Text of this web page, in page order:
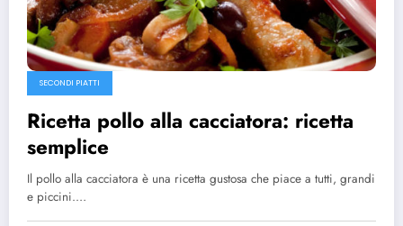
SECONDI PIATTI
Ricetta pollo alla cacciatora: ricetta
semplice
Il pollo alla cacciatora è una ricetta gustosa che piace a tutti, grandi
e piccini.…